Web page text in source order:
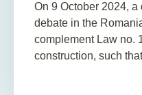
On 9 October 2024,
debate in the
complement Law no.
construction, such